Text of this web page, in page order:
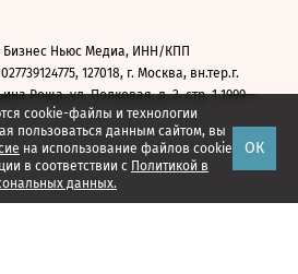
cookie-файлы и технологии
пользоваться данным сайтом, вы
на использование файлов cookie
в соответствии с Политикой в
данных.
ОК
Ньюс Медиа, ИНН/КПП
127018, г. Москва, вн.тер.г.
Роща, ул. Полковая, д. 3, стр. 1 1999—